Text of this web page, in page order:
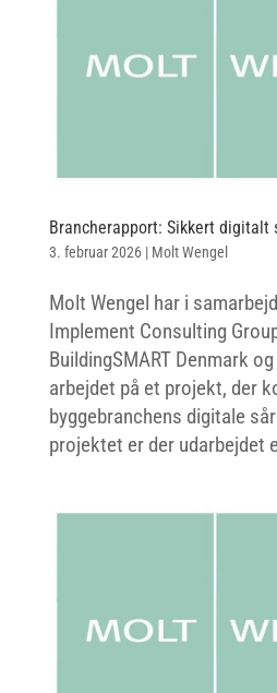
Brancherapport: Sikkert
3. februar 2026| Molt Wengel
Molt Wengel har i
Implement Consulting
BuildingSMART Denmark
arbejdet på et projekt, der
byggebranchens digitale
projektet er der udarbejdet